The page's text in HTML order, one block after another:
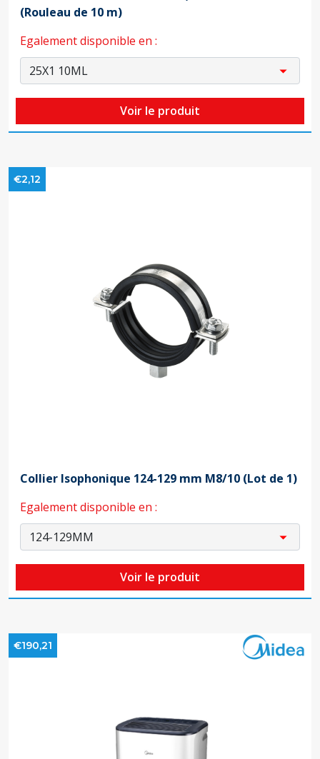
(Rouleau de 10 m)
Egalement disponible en :
Voir le produit
€2,12
Collier Isophonique 124-129 mm M8/10 (Lot de 1)
Egalement disponible en :
Voir le produit
€190,21